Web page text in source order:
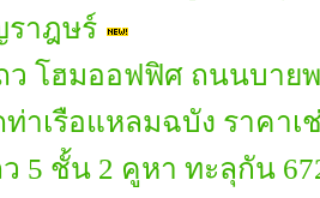
ราฎษร์
ว โฮมออฟฟิศ ถนนบาย
าเรือแหลมฉบัง ราคาเ
5 ชั้น 2 คูหา ทะลุกัน